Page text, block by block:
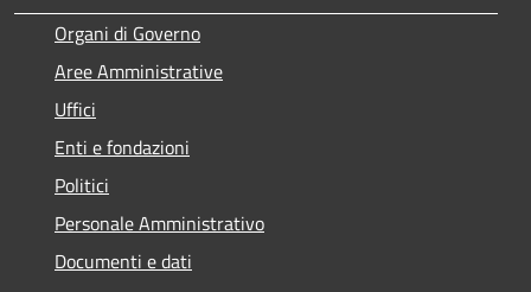
Organi di Governo
Aree Amministrative
Uffici
Enti e fondazioni
Politici
Personale Amministrativo
Documenti e dati